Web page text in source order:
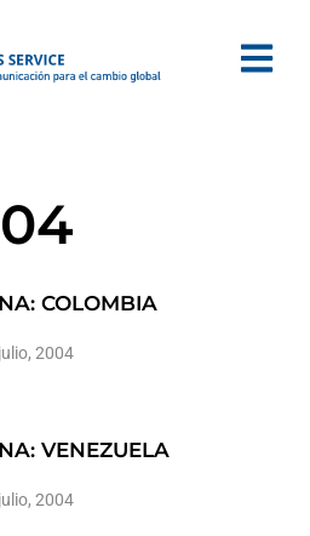
COLOMBIA
2004
VENEZUELA
2004